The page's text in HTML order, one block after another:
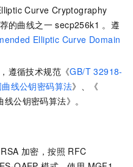
Curve Cryptography
的曲线之一 secp256k1 。遵
Elliptic Curve Domain
遵循技术规范《GB/T 32918-
线公钥密码算法》、《
公钥密码算法》。
加密，按照 RFC